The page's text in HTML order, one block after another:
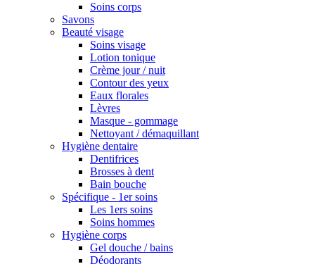
Soins corps
Savons
Beauté visage
Soins visage
Lotion tonique
Crème jour / nuit
Contour des yeux
Eaux florales
Lèvres
Masque - gommage
Nettoyant / démaquillant
Hygiène dentaire
Dentifrices
Brosses à dent
Bain bouche
Spécifique - 1er soins
Les 1ers soins
Soins hommes
Hygiène corps
Gel douche / bains
Déodorants